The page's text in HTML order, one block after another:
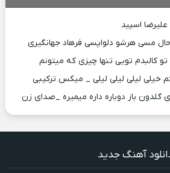
مسی هرشو دلواپسی فرهاد جهانگیری
کالبدم تویی تنها چیزی که میتونم
خیلی لیلی لیلی لیلی _ میکس ترکیبی
باز دوباره داره میمیره _صدای زن
آهنگ جدید